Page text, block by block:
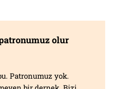
olur
Patronumuz yok.